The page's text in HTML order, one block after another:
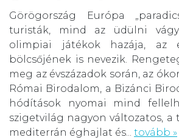
Görögország Európa
turisták, mind az üdülni
olimpiai játékok hazája, az
bölcsőjének is nevezik.
meg az évszázadok során, az
Római Birodalom, a Bizánci
hódítások nyomai mind
szigetvilág nagyon változatos, a
mediterrán éghajlat és... tovább »